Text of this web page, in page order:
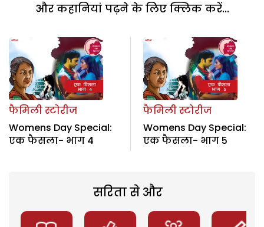
और कहानियां पढ़ने के लिए क्लिक करें...
फैमिली स्टोरीज
Womens Day Special:
एक फैसला- भाग 4
फैमिली स्टोरीज
Womens Day Special:
एक फैसला- भाग 5
सरिता से और